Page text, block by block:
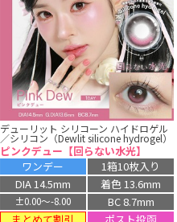
デューリット シリコーン ハイドロゲル
／シリコン（Dewlit silicone hydrogel）
ピンクデュー【回らない水光】
ワンデー
1箱10枚入り
DIA 14.5mm
着色 13.6mm
±0.00〜-8.00
BC 8.7mm
まとめて割引